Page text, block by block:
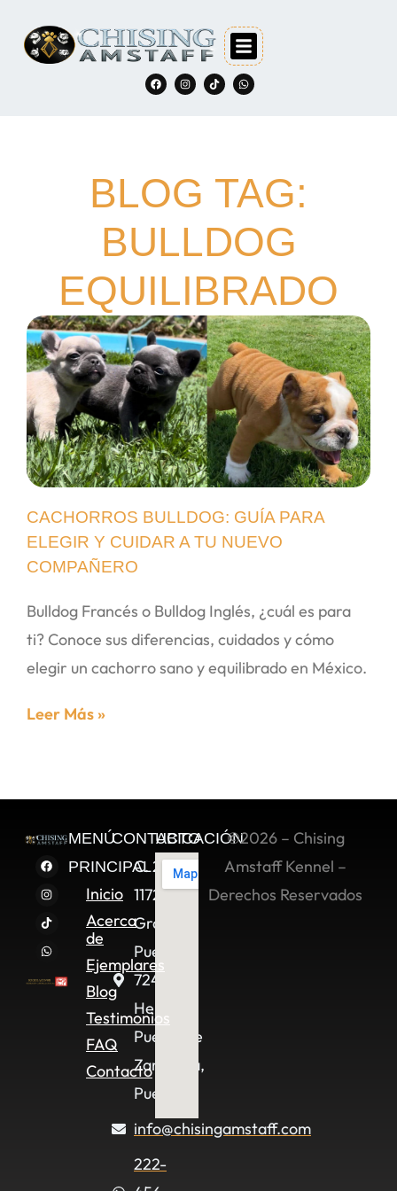
BLOG TAG:
BULLDOG
EQUILIBRADO
CACHORROS BULLDOG: GUÍA PARA
ELEGIR Y CUIDAR A TU NUEVO
COMPAÑERO
Bulldog Francés o Bulldog Inglés, ¿cuál es para
ti? Conoce sus diferencias, cuidados y cómo
elegir un cachorro sano y equilibrado en México.
Leer Más »
MENÚ
PRINCIPAL
Inicio
Acerca
de
Ejemplares
Blog
Testimonios
FAQ
Contacto
CONTACTO
C. 2 Sur
11722,
Granjas
Puebla,
72490
Heroica
Puebla de
Zaragoza,
Pue.
info@chisingamstaff.com
222-
UBICACIÓN©2026 – Chising
Amstaff Kennel –
Derechos Reservados